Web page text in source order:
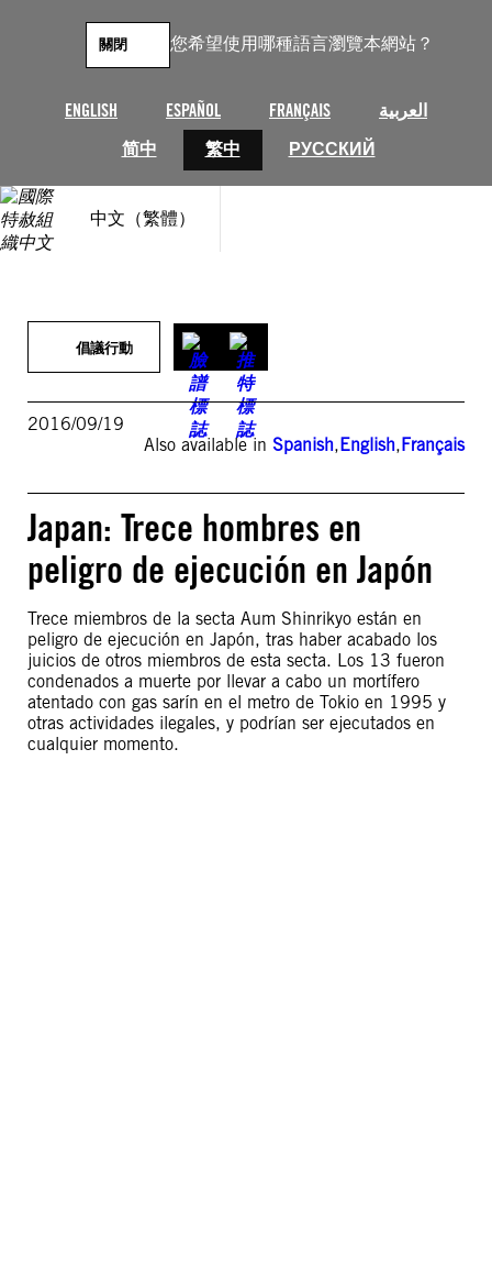
您希望使用哪種語言瀏覽本網站？
ENGLISH ESPAÑOL FRANÇAIS
العربية
简中
繁中 РУССКИЙ
關閉
中文（繁體）
倡議行動
2016/09/19
Also available in Spanish,English,Français
Japan: Trece hombres en
peligro de ejecución en Japón
Trece miembros de la secta Aum Shinrikyo están en
peligro de ejecución en Japón, tras haber acabado los
juicios de otros miembros de esta secta. Los 13 fueron
condenados a muerte por llevar a cabo un mortífero
atentado con gas sarín en el metro de Tokio en 1995 y
otras actividades ilegales, y podrían ser ejecutados en
cualquier momento.